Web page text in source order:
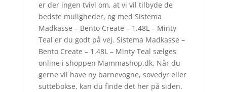
er der ingen tvivl om, at vi vil tilbyde de
bedste muligheder, og med Sistema
Madkasse – Bento Create – 1.48L – Minty
Teal er du godt på vej. Sistema Madkasse –
Bento Create – 1.48L – Minty Teal sælges
online i shoppen Mammashop.dk. Når du
gerne vil have ny barnevogne, sovedyr eller
suttebokse, kan du finde det her på siden.